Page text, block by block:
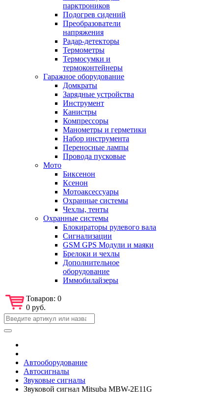
парктроников
Подогрев сидений
Преобразователи
напряжения
Радар-детекторы
Термометры
Термосумки и
термоконтейнеры
Гаражное оборудование
Домкраты
Зарядные устройства
Инструмент
Канистры
Компрессоры
Манометры и герметики
Набор инструмента
Переносные лампы
Провода пусковые
Мото
Биксенон
Ксенон
Мотоаксессуары
Охранные системы
Чехлы, тенты
Охранные системы
Блокираторы рулевого вала
Сигнализации
GSM GPS Модули и маяки
Брелоки и чехлы
Дополнительное
оборудование
Иммобилайзеры
Товаров: 0
0 руб.
Автооборудование
Автосигналы
Звуковые сигналы
Звуковой сигнал Mitsuba MBW-2E11G